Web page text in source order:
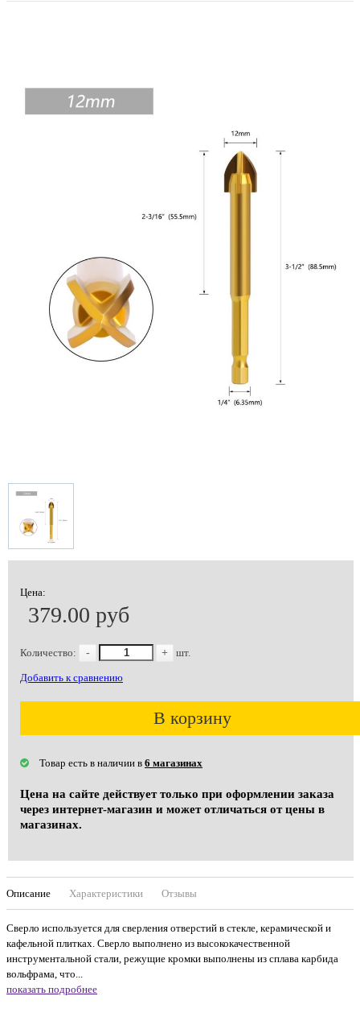
Цена:
379.00 руб
Количество: - + шт.
Добавить к сравнению
В корзину
Товар есть в наличии в 6 магазинах
Цена на сайте действует только при оформлении заказа
через интернет-магазин и может отличаться от цены в
магазинах.
Описание Характеристики Отзывы
Сверло используется для сверления отверстий в стекле, керамической и
кафельной плитках. Сверло выполнено из высококачественной
инструментальной стали, режущие кромки выполнены из сплава карбида
вольфрама, что...
показать подробнее